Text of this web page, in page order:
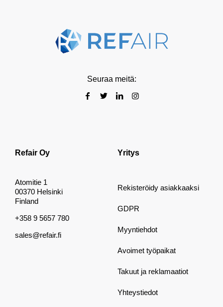
Seuraa meitä:
Refair Oy
Atomitie 1
00370 Helsinki
Finland
+358 9 5657 780
sales@refair.fi
Yritys
Rekisteröidy asiakkaaksi
GDPR
Myyntiehdot
Avoimet työpaikat
Takuut ja reklamaatiot
Yhteystiedot